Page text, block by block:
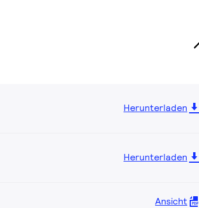
Herunterladen
Herunterladen
Ansicht